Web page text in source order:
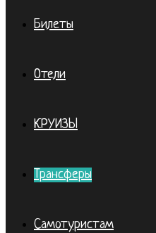
Билеты
Отели
КРУИЗЫ
Трансферы
Самотуристам